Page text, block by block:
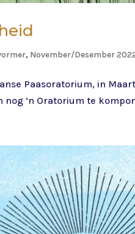
, November/Desember
Paasoratorium, in
’n Oratorium te